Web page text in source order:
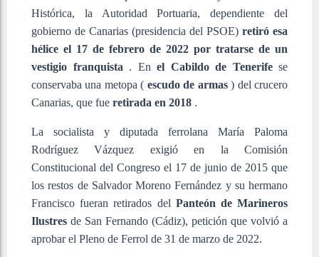
Histórica, la Autoridad Portuaria, dependiente del
gobierno de Canarias (presidencia del PSOE) retiró esa
hélice el 17 de febrero de 2022 por tratarse de un
vestigio franquista . En el Cabildo de Tenerifese
conservaba una metopa ( escudo de armas) del crucero
Canarias, que fue retirada en 2018 .
La socialista y diputada ferrolana María Paloma
Rodríguez Vázquez exigió en la Comisión
Constitucional del Congreso el 17 de junio de 2015 que
los restos de Salvador Moreno Fernández y su hermano
Francisco fueran retirados del Panteón de Marineros
Ilustres de San Fernando (Cádiz), petición que volvió a
aprobar el Pleno de Ferrol de 31 de marzo de 2022.